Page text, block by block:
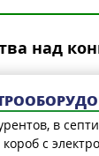
над
в
с